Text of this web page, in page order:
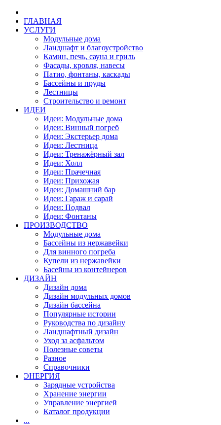
ГЛАВНАЯ
УСЛУГИ
Модульные дома
Ландшафт и благоустройство
Камин, печь, сауна и гриль
Фасады, кровля, навесы
Патио, фонтаны, каскады
Бассейны и пруды
Лестницы
Строительство и ремонт
ИДЕИ
Идеи: Модульные дома
Идеи: Винный погреб
Идеи: Экстерьер дома
Идеи: Лестница
Идеи: Тренажёрный зал
Идеи: Холл
Идеи: Прачечная
Идеи: Прихожая
Идеи: Домашний бар
Идеи: Гараж и сарай
Идеи: Подвал
Идеи: Фонтаны
ПРОИЗВОДСТВО
Модульные дома
Бассейны из нержавейки
Для винного погреба
Купели из нержавейки
Басейны из контейнеров
ДИЗАЙН
Дизайн дома
Дизайн модульных домов
Дизайн бассейна
Популярные истории
Руководства по дизайну
Ландшафтный дизайн
Уход за асфальтом
Полезные советы
Разное
Справочники
ЭНЕРГИЯ
Зарядные устройства
Хранение энергии
Управление энергией
Каталог продукции
...